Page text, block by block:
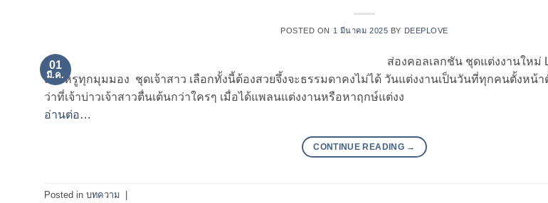
POSTED ON 1 มีนาคม 2025 BY DEEPLOVE
01
มี.ค.
ส่องคอลเลกชัน ชุดแต่งงานใหม่
สวยหรูทุกมุมมอง ชุดเจ้าสาว เลือกทั้งนี้ต้องสวยจึ้งจะธรรมดาคงไม่ได้ วันแต่งงานเป็นวันที่ทุกคนตั้งหน้า
ว่าที่เจ้าบ่าวเจ้าสาวตื่นเต้นกว่าใครๆ เมื่อได้แพลนแต่งงานหรือหาฤกษ์แต่งง
อ่านต่อ…
CONTINUE READING →
Posted in บทความ